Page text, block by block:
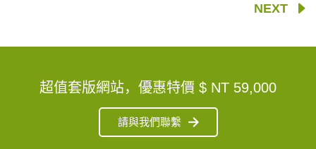
NEXT
超值套版網站，優惠特價 $ NT 59,000
請與我們聯繫